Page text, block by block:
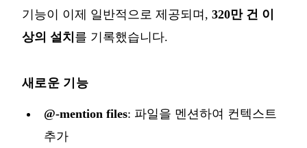
기능이 이제 일반적으로 제공되며, 320만 건 이
상의 설치 를 기록했습니다.
새로운 기능
@-mention files: 파일을 멘션하여 컨텍스트
추가